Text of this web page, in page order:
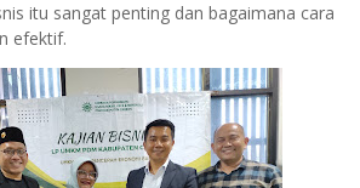
itu sangat penting dan bagaimana cara
efektif.